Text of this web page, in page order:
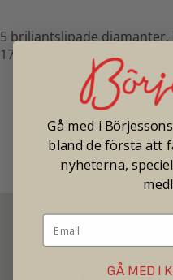
5 briljantslipade diamanter,
17,5/55. Vikt 6,0 gram.
Tradionellt
Gå med i
bland de första att
nyheterna,
GÅ MED I